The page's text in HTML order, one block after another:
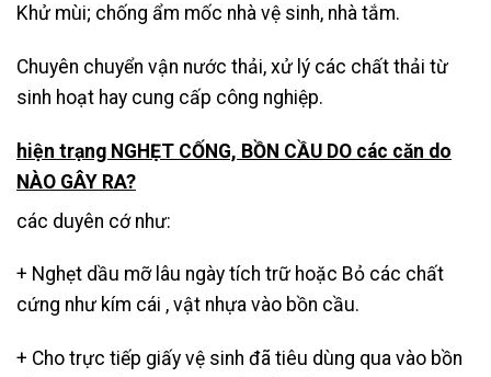
Khử mùi; chống ẩm mốc nhà vệ sinh, nhà tắm.
Chuyên chuyển vận nước thải, xử lý các chất thải từ
sinh hoạt hay cung cấp công nghiệp.
hiện trạng NGHẸT CỐNG, BỒN CẦU DO các căn do
NÀO GÂY RA?
các duyên cớ như:
+ Nghẹt dầu mỡ lâu ngày tích trữ hoặc Bỏ các chất
cứng như kím cái , vật nhựa vào bồn cầu.
+ Cho trực tiếp giấy vệ sinh đã tiêu dùng qua vào bồn